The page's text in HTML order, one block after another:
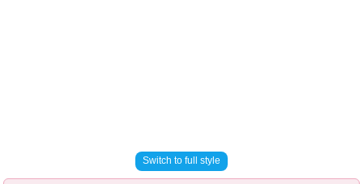
Switch to full style